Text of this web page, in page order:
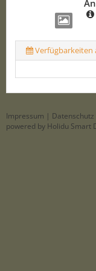
Verfügbarkeiten
Impressum | Datenschutz
powered by Holidu Smart